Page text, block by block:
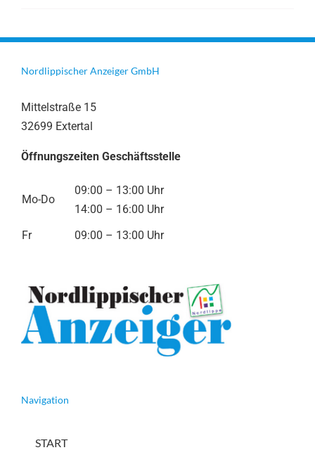
Nordlippischer Anzeiger GmbH
Mittelstraße 15
32699 Extertal
Öffnungszeiten Geschäftsstelle
Mo-Do
09:00 – 13:00 Uhr
14:00 – 16:00 Uhr
Fr
09:00 – 13:00 Uhr
Navigation
START